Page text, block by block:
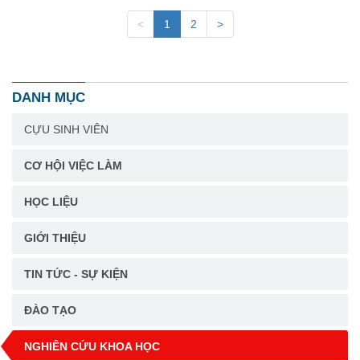
< 1 2 >
DANH MỤC
CỰU SINH VIÊN
CƠ HỘI VIỆC LÀM
HỌC LIỆU
GIỚI THIỆU
TIN TỨC - SỰ KIỆN
ĐÀO TẠO
NGHIÊN CỨU KHOA HỌC